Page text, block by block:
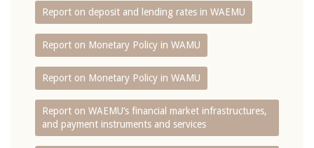
Report on deposit and lending rates in WAEMU
Report on Monetary Policy in WAMU
Report on Monetary Policy in WAMU
Report on WAEMU’s financial market infrastructures,
and payment instruments and services